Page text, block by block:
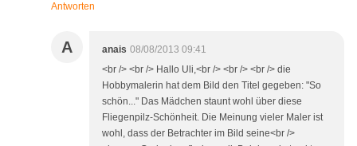
Antworten
A anais 08/08/2013 09:41
<br /> <br /> Hallo Uli,<br /> <br /> <br /> die
Hobbymalerin hat dem Bild den Titel gegeben: "So
schön..." Das Mädchen staunt wohl über diese
Fliegenpilz-Schönheit. Die Meinung vieler Maler ist
wohl, dass der Betrachter im Bild seine<br />